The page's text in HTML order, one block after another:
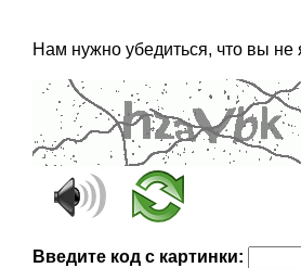
Нам нужно убедиться, что вы не
Введите код с картинки: